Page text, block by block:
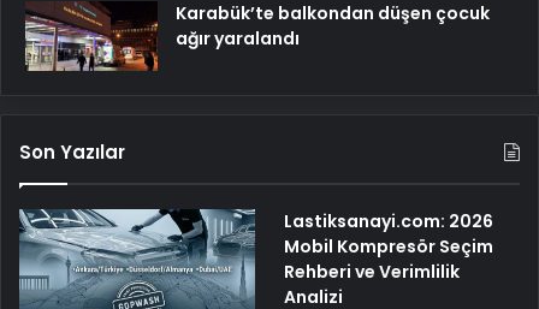
Karabük’te balkondan düşen çocuk
ağır yaralandı
Son Yazılar
Lastiksanayi.com: 2026
Mobil Kompresör Seçim
Rehberi ve Verimlilik
Analizi